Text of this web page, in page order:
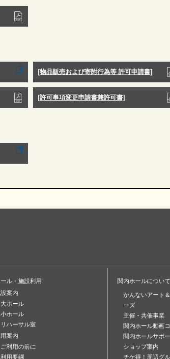
[物品販売および寄附行為等 許可申請書]
[許可事項変更申請書兼許可書]
ル・施設利用
案内
大ホール
小ホール
リハーサル室
案内
ご利用の前に
利用要綱
関内ホールについて
かんないアート
ーズ
主催・共催事業
関内ホール動画
関内ホールサポ
ショップ案内
チケ得！周辺グ